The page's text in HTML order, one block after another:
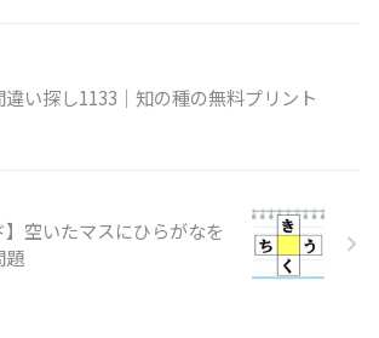
違い探し1133｜知の種の無料プリント
】空いたマスにひらがなを
題